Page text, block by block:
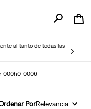
al tanto de todas las
000h0-0006
PorRelevancia